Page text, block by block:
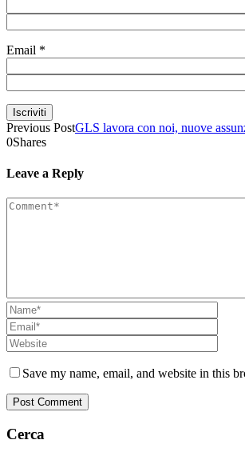
Email *
Previous PostGLS lavora con noi, nuove
0Shares
Leave a Reply
Save my name, email, and website in this
Cerca